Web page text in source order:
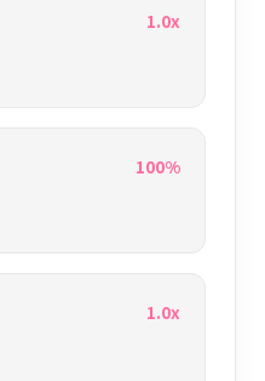
1.0x
100%
1.0x